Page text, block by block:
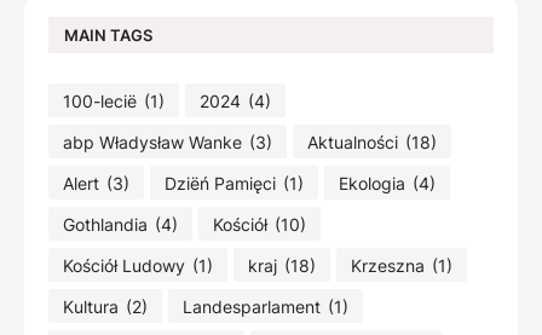
MAIN TAGS
100-lecië (1) 2024 (4)
abp Władysław Wanke (3) Aktualności (18)
Alert (3) Dziëń Pamięci (1) Ekologia (4)
Gothlandia (4) Kościół (10)
Kościół Ludowy (1) kraj (18) Krzeszna (1)
Kultura (2) Landesparlament (1)